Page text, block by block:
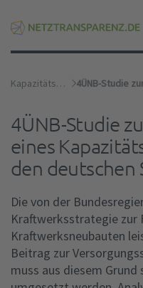
Kapazitätsmechanismus
4ÜNB-Studie
eines
den deutschen
Die von der
Kraftwerksstrategie zur
Kraftwerksneubauten
Beitrag zur
muss aus diesem